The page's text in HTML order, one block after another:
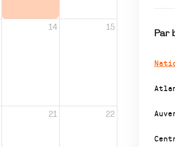
Par
14 15
21 22